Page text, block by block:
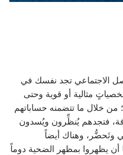
الاجتماعي تجد نفسك في
مثالية أو قوية وحتى
خلال ما تتضمنه حساباتهم
فتجدهم يُنظِّرون ويُسدون
وتَحضُّر، وهناك أيضاً
يظهروا بمظهر الضحية دوماً